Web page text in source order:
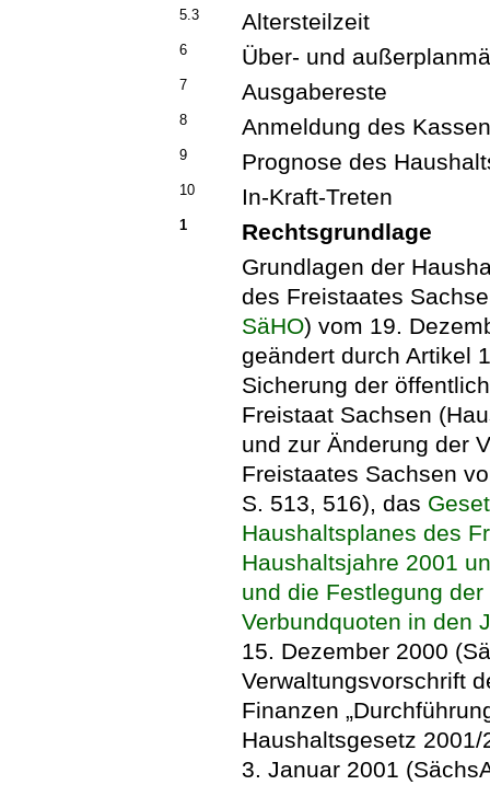
5.3 Altersteilzeit
6 Über- und
7 Ausgabereste
8 Anmeldung des
9 Prognose des
10 In-Kraft-Treten
1
Rechtsgrundlage
Grundlagen der
des Freistaates
SäHO) vom 19.
geändert durch Artikel
Sicherung der
Freistaat Sachsen
und zur Änderung der
Freistaates Sachsen
S. 513, 516), das
Haushaltsplanes des
Haushaltsjahre 2001
und die Festlegung
Verbundquoten in den
15. Dezember 2000
Verwaltungsvorschrift
Finanzen
Haushaltsgesetz
3. Januar 2001